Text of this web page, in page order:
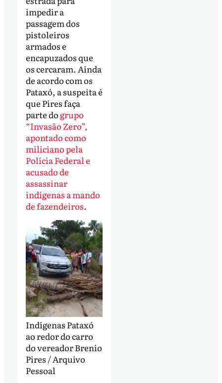
impedir a
passagem dos
pistoleiros
armados e
encapuzados que
os cercaram. Ainda
de acordo com os
Pataxó, a suspeita é
que Pires faça
parte dogrupo
“Invasão Zero”,
apontado como
miliciano pela
Polícia Federal e
acusado de
assassinar
indígenas a mando
de fazendeiros.
Indígenas Pataxó
ao redor do carro
do vereador Brenio
Pires / Arquivo
Pessoal